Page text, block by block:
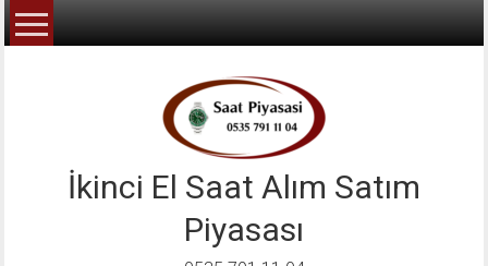
İçeriğe
geç
İkinci El Saat Alım Satım
Piyasası